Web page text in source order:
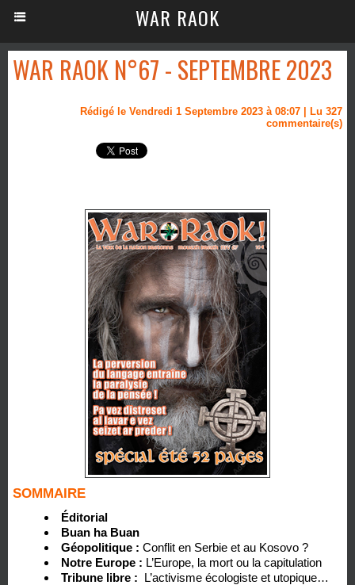
WAR RAOK
WAR RAOK N°67 - SEPTEMBRE 2023
Rédigé le Vendredi 1 Septembre 2023 à 08:07 | Lu 327
commentaire(s)
SOMMAIRE
Éditorial
Buan ha Buan
Géopolitique : Conflit en Serbie et au Kosovo ?
Notre Europe : L’Europe, la mort ou la capitulation
Tribune libre : L’activisme écologiste et utopique…